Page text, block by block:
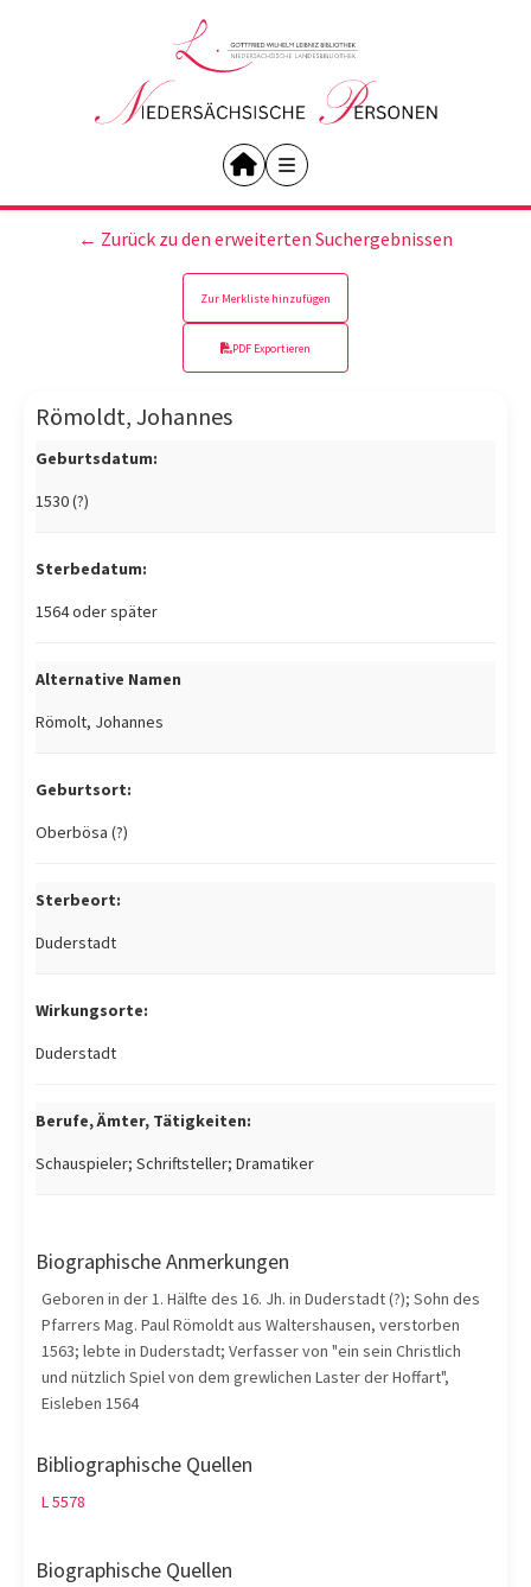
← Zurück zu den erweiterten Suchergebnissen
Zur Merkliste hinzufügen
PDF Exportieren
Römoldt, Johannes
Geburtsdatum:
1530 (?)
Sterbedatum:
1564 oder später
Alternative Namen
Römolt, Johannes
Geburtsort:
Oberbösa (?)
Sterbeort:
Duderstadt
Wirkungsorte:
Duderstadt
Berufe, Ämter, Tätigkeiten:
Schauspieler; Schriftsteller; Dramatiker
Biographische Anmerkungen
Geboren in der 1. Hälfte des 16. Jh. in Duderstadt (?); Sohn des
Pfarrers Mag. Paul Römoldt aus Waltershausen, verstorben
1563; lebte in Duderstadt; Verfasser von "ein sein Christlich
und nützlich Spiel von dem grewlichen Laster der Hoffart",
Eisleben 1564
Bibliographische Quellen
L 5578
Biographische Quellen